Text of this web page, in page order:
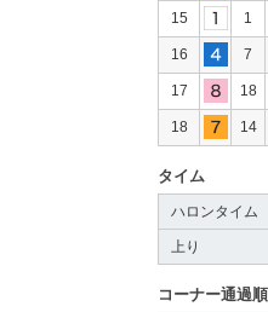
15 1
16 7
17 18
18 14
タイム
ハロンタイム
上り
コーナー通過